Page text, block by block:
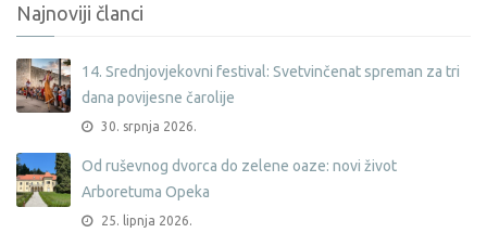
Najnoviji članci
14. Srednjovjekovni festival: Svetvinčenat spreman za tri
dana povijesne čarolije
30. srpnja 2026.
Od ruševnog dvorca do zelene oaze: novi život
Arboretuma Opeka
25. lipnja 2026.